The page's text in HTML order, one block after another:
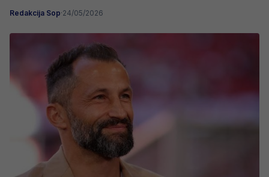
Redakcija Sop·24/05/2026